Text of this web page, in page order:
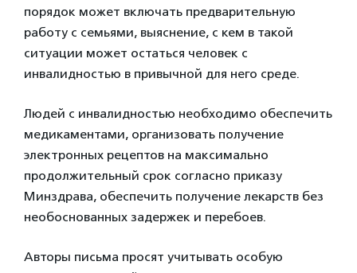
порядок может включать предварительную
работу с семьями, выяснение, с кем в такой
ситуации может остаться человек с
инвалидностью в привычной для него среде.
Людей с инвалидностью необходимо обеспечить
медикаментами, организовать получение
электронных рецептов на максимально
продолжительный срок согласно приказу
Минздрава, обеспечить получение лекарств без
необоснованных задержек и перебоев.
Авторы письма просят учитывать особую